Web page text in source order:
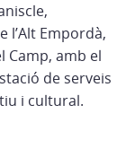
l’Alt Empordà,
Camp, amb el
de serveis
i cultural.